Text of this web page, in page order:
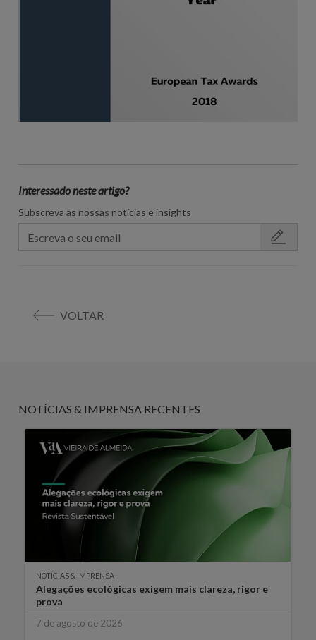
Interessado neste artigo?
Subscreva as nossas notícias e insights
VOLTAR
NOTÍCIAS & IMPRENSA RECENTES
NOTÍCIAS & IMPRENSA
Alegações ecológicas exigem mais clareza, rigor e
prova
7 de agosto de 2026